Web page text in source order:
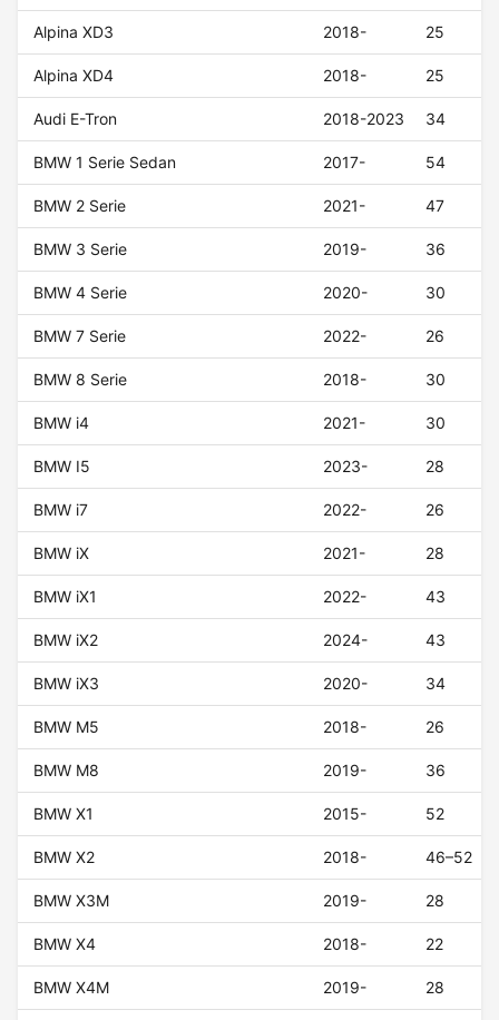
Alpina XD3 2018- 25
Alpina XD4 2018- 25
Audi E-Tron 2018-2023 34
BMW 1 Serie Sedan 2017- 54
BMW 2 Serie 2021- 47
BMW 3 Serie 2019- 36
BMW 4 Serie 2020- 30
BMW 7 Serie 2022- 26
BMW 8 Serie 2018- 30
BMW i4 2021- 30
BMW I5 2023- 28
BMW i7 2022- 26
BMW iX 2021- 28
BMW iX1 2022- 43
BMW iX2 2024- 43
BMW iX3 2020- 34
BMW M5 2018- 26
BMW M8 2019- 36
BMW X1 2015- 52
BMW X2 2018- 46–52
BMW X3M 2019- 28
BMW X4 2018- 22
BMW X4M 2019- 28